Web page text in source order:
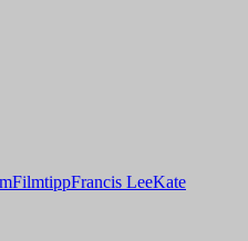
FilmtippFrancis LeeKate